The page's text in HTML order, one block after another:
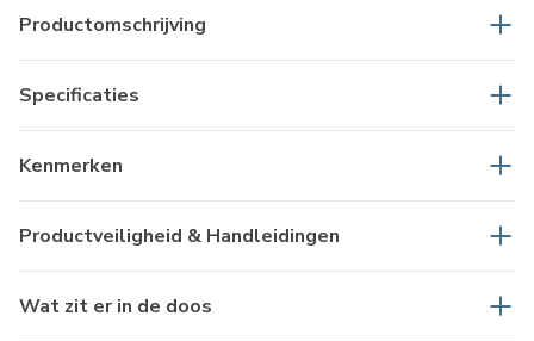
Productomschrijving
Specificaties
Kenmerken
Productveiligheid & Handleidingen
Wat zit er in de doos